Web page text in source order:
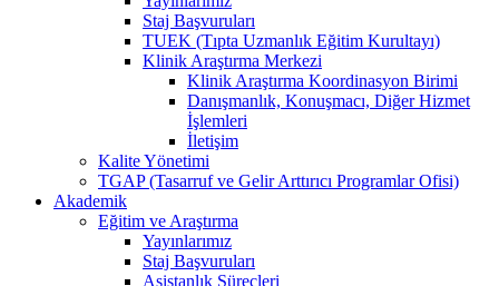
Staj Başvuruları
TUEK (Tıpta Uzmanlık Eğitim Kurultayı)
Klinik Araştırma Merkezi
Klinik Araştırma Koordinasyon Birimi
Danışmanlık, Konuşmacı, Diğer Hizmet
İşlemleri
İletişim
Kalite Yönetimi
TGAP (Tasarruf ve Gelir Arttırıcı Programlar Ofisi)
Akademik
Eğitim ve Araştırma
Yayınlarımız
Staj Başvuruları
Asistanlık Süreçleri